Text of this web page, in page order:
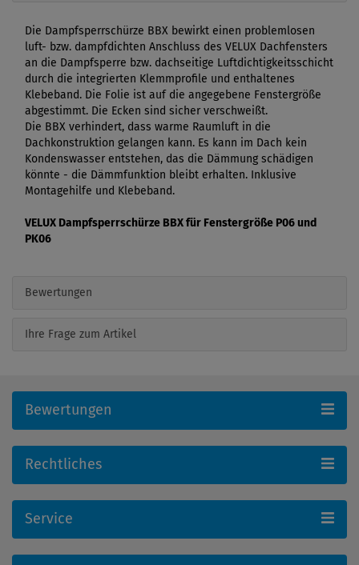
Die Dampfsperrschürze BBX bewirkt einen problemlosen
luft- bzw. dampfdichten Anschluss des VELUX Dachfensters
an die Dampfsperre bzw. dachseitige Luftdichtigkeitsschicht
durch die integrierten Klemmprofile und enthaltenes
Klebeband. Die Folie ist auf die angegebene Fenstergröße
abgestimmt. Die Ecken sind sicher verschweißt.
Die BBX verhindert, dass warme Raumluft in die
Dachkonstruktion gelangen kann. Es kann im Dach kein
Kondenswasser entstehen, das die Dämmung schädigen
könnte - die Dämmfunktion bleibt erhalten. Inklusive
Montagehilfe und Klebeband.
VELUX Dampfsperrschürze BBX für Fenstergröße P06 und
PK06
Bewertungen
Ihre Frage zum Artikel
Bewertungen
Rechtliches
Service